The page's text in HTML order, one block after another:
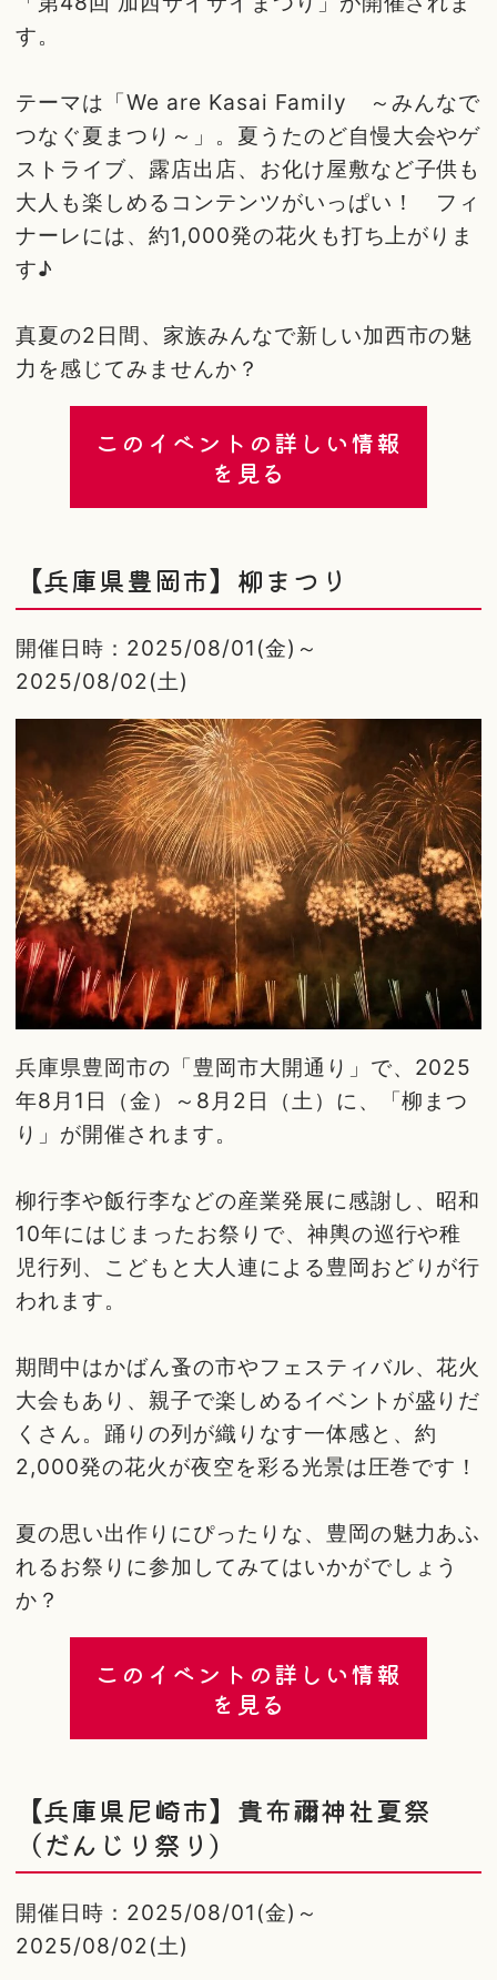
す。
テーマは「We are Kasai Family ～みんなで
つなぐ夏まつり～」。夏うたのど自慢大会やゲ
ストライブ、露店出店、お化け屋敷など子供も
大人も楽しめるコンテンツがいっぱい！ フィ
ナーレには、約1,000発の花火も打ち上がりま
す♪
真夏の2日間、家族みんなで新しい加西市の魅
力を感じてみませんか？
このイベントの詳しい情報
を見る
【兵庫県豊岡市】柳まつり
開催日時：2025/08/01(金)～
2025/08/02(土)
兵庫県豊岡市の「豊岡市大開通り」で、2025
年8月1日（金）～8月2日（土）に、「柳まつ
り」が開催されます。
柳行李や飯行李などの産業発展に感謝し、昭和
10年にはじまったお祭りで、神輿の巡行や稚
児行列、こどもと大人連による豊岡おどりが行
われます。
期間中はかばん蚤の市やフェスティバル、花火
大会もあり、親子で楽しめるイベントが盛りだ
くさん。踊りの列が織りなす一体感と、約
2,000発の花火が夜空を彩る光景は圧巻です！
夏の思い出作りにぴったりな、豊岡の魅力あふ
れるお祭りに参加してみてはいかがでしょう
か？
このイベントの詳しい情報
を見る
【兵庫県尼崎市】貴布禰神社夏祭
（だんじり祭り）
開催日時：2025/08/01(金)～
2025/08/02(土)